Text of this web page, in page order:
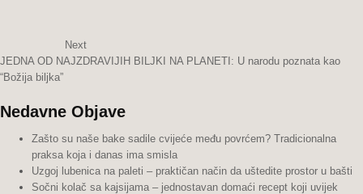
Next
JEDNA OD NAJZDRAVIJIH BILJKI NA PLANETI: U narodu poznata kao
“Božija biljka”
Nedavne Objave
Zašto su naše bake sadile cvijeće među povrćem? Tradicionalna
praksa koja i danas ima smisla
Uzgoj lubenica na paleti – praktičan način da uštedite prostor u bašti
Sočni kolač sa kajsijama – jednostavan domaći recept koji uvijek